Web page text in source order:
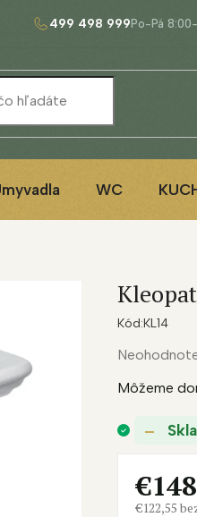
499 498 999
WC
Môžeme
Kód:KL14
Priemerné
produktu
0,0
hviezdičiek.
€122,55